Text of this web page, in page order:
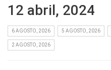
12 abril, 2024
6 AGOSTO, 2026 5 AGOSTO, 2026
2 AGOSTO, 2026